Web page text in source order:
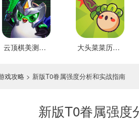
云顶棋美测服 最新版 大头菜菜历险记 好玩的
戏攻略 > 新版T0眷属强度分析和实战指南
新版T0眷属强度